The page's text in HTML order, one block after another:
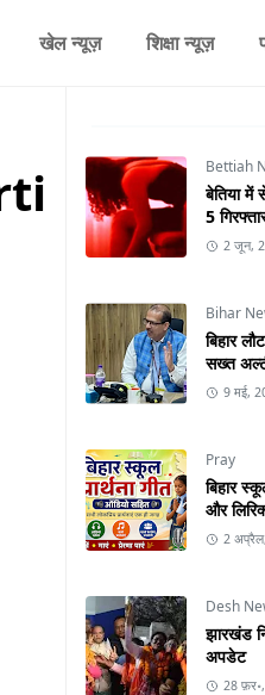
खेल न्यूज़ शिक्षा न्यूज़
Bettiah
बेतिया में
5
2 जून,
Bihar
बिहार
सख्त
9 मई,
Pray
बिहार
और
2
Desh
झारखंड
अपडेट
28